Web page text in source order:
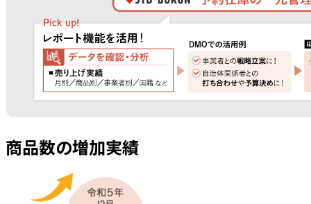
商品数の増加実績